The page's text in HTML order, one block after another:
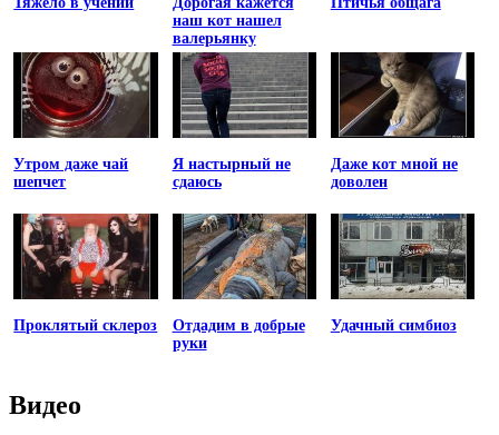
наш кот нашел
валерьянку
Утром даже чай
шепчет
Я настырный не
сдаюсь
Даже кот мной не
доволен
Проклятый склероз
Отдадим в добрые
руки
Удачный симбиоз
Видео